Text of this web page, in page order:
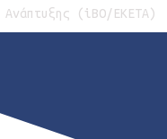
Ανάπτυξης (iBO/EKETA)